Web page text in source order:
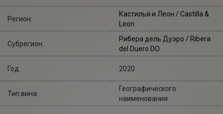
Регион:
Кастилья и Леон / Castilla &
Leon
Субрегион:
Рибера дель Дуэро / Ribera
del Duero DO
Год: 2020
Тип вина:
Географического
наименования